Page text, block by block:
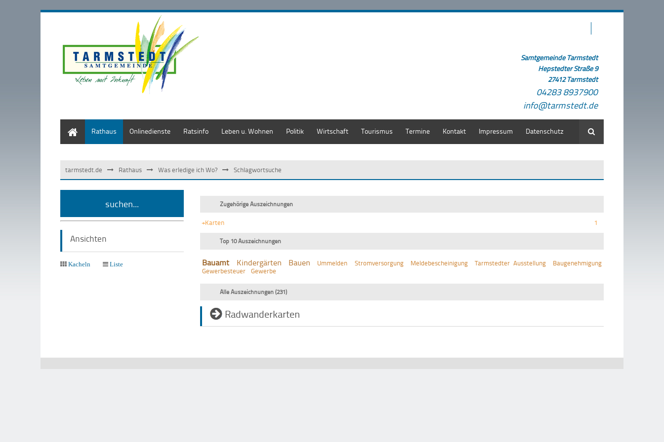
Samtgemeinde Tarmstedt
Hepstedter Straße 9
27412 Tarmstedt
04283 8937900
info@tarmstedt.de
Rathaus Onlinedienste Ratsinfo Leben u. Wohnen Politik Wirtschaft Tourismus Termine Kontakt Impressum Datenschutz Suche
tarmstedt.de Rathaus Was erledige ich Wo? Schlagwortsuche
suchen...
Ansichten
Kacheln Liste
Zugehörige Auszeichnungen
+Karten 1
Top 10 Auszeichnungen
Bauamt Kindergärten Bauen Ummelden Stromversorgung Meldebescheinigung Tarmstedter Ausstellung
Baugenehmigung
Gewerbesteuer
Gewerbe
Alle Auszeichnungen (231)
Radwanderkarten